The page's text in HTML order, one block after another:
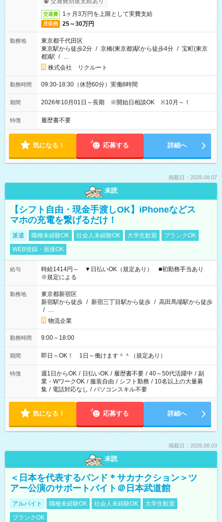
交通費 1ヶ月3万円を上限として実費支給
月収例 25～30万円
勤務地
東京都千代田区
東京駅から徒歩2分 / 京橋(東京都)駅から徒歩4分 / 宝町(東京
都)駅 / …
株式会社 リクルート
勤務時間 09:30-18:30（休憩60分）実働8時間
期間 2026年10月01日～長期 ※開始日相談OK ※10月～！
特徴 履歴書不要
気になる！ 応募する 詳細へ
掲載日：2026.08.07
未読
【シフト自由・現金手渡しOK】iPhoneなどス
マホの充電を繋げるだけ！
派遣 職種未経験OK 社会人未経験OK 大学生歓迎
ブランクOK
WEB登録・面接OK
給与
時給1414円～ ▼日払いOK（規定あり） ■初勤務手当あり
※規定による
勤務地
東京都新宿区
新宿駅から徒歩 / 新宿三丁目駅から徒歩 / 高田馬場駅から徒歩
/ …
物流企業
勤務時間 9:00～18:00
期間 即日～OK！ 1日～働けます＾＾（規定あり）
特徴 週1日からOK / 日払いOK / 履歴書不要 / 40～50代活躍中 / 副
業・WワークOK / 服装自由 / シフト勤務 / 10名以上の大量募
集 / 電話対応なし / パソコンスキル不要
気になる！ 応募する 詳細へ
掲載日：2026.08.03
未読
＜日本を代表するバンド＊サカナクション＞ツ
アー公演のサポートバイト＠日本武道館
アルバイト 職種未経験OK 社会人未経験OK
大学生歓迎
ブランクOK